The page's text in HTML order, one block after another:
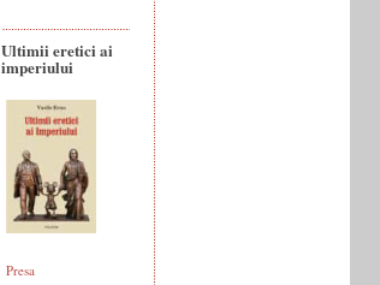
Ultimii eretici ai
imperiului
Presa